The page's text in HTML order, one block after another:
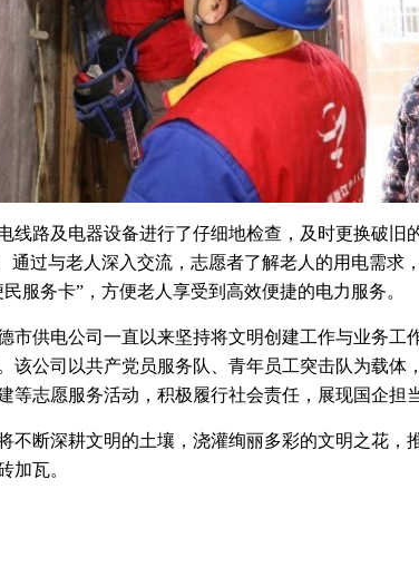
线路及电器设备进行了仔细地检查，及时更换破旧
通过与老人深入交流，志愿者了解老人的用电需求
服务卡”，方便老人享受到高效便捷的电力服务。
市供电公司一直以来坚持将文明创建工作与业务工
该公司以共产党员服务队、青年员工突击队为载体
等志愿服务活动，积极履行社会责任，展现国企担当
不断深耕文明的土壤，浇灌绚丽多彩的文明之花，
加瓦。